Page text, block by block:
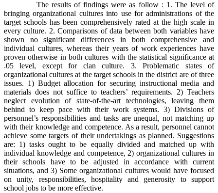
The results of findings were as follow : 1. The level of
bringing organizational cultures into use for administrations of the
target schools has been comprehensively rated at the high scale in
every culture. 2. Comparisons of data between both variables have
shown no significant differences in both comprehensive and
individual cultures, whereas their years of work experiences have
proven otherwise in both cultures with the statistical significance at
.05 level, except for clan culture. 3. Problematic states of
organizational cultures at the target schools in the district are of three
issues. 1) Budget allocation for securing instructional media and
materials does not suffice to teachers’ requirements. 2) Teachers
neglect evolution of state-of-the-art technologies, leaving them
behind to keep pace with their work systems. 3) Divisions of
personnel’s responsibilities and tasks are unequal, not matching up
with their knowledge and competence. As a result, personnel cannot
achieve some targets of their undertakings as planned. Suggestions
are: 1) tasks ought to be equally divided and matched up with
individual knowledge and competence, 2) organizational cultures in
their schools have to be adjusted in accordance with current
situations, and 3) Some organizational cultures would have focused
on unity, responsibilities, hospitality and generosity to support
school jobs to be more effective.